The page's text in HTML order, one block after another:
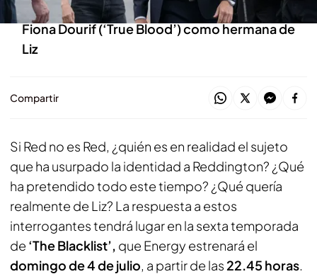
La serie incluirá la intervención especial de
Fiona Dourif (‘True Blood’) como hermana de
Liz
Compartir
Si Red no es Red, ¿quién es en realidad el sujeto
que ha usurpado la identidad a Reddington? ¿Qué
ha pretendido todo este tiempo? ¿Qué quería
realmente de Liz? La respuesta a estos
interrogantes tendrá lugar en la sexta temporada
de ‘The Blacklist’, que Energy estrenará el
domingo de 4 de julio, a partir de las 22.45 horas.